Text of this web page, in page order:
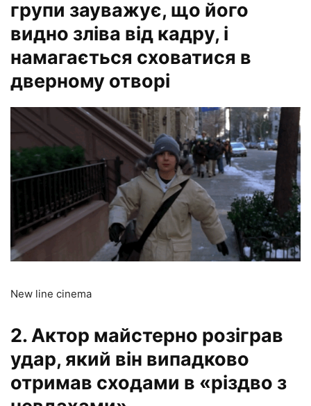
групи зауважує, що його
видно зліва від кадру, і
намагається сховатися в
дверному отворі
New line cinema
2. Актор майстерно розіграв
удар, який він випадково
отримав сходами в «різдво з